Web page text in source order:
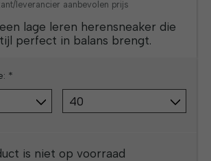
leverancier aanbevolen prijs
lage leren herensneaker die
perfect in balans brengt.
*
is niet op voorraad